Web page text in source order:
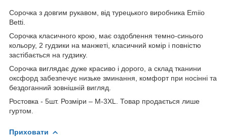
Сорочка з довгим рукавом, від турецького виробника Emiio
Betti.
Сорочка класичного крою, має оздоблення темно-синього
кольору, 2 гудзики на манжеті, класичний комір і повністю
застібається на гудзику.
Сорочка виглядає дуже красиво і дорого, а склад тканини
оксфорд забезпечує низьке зминання, комфорт при носінні та
бездоганний зовнішній вигляд.
Ростовка - 5шт. Розміри – М-3XL. Товар продається лише
гуртом.
Приховати